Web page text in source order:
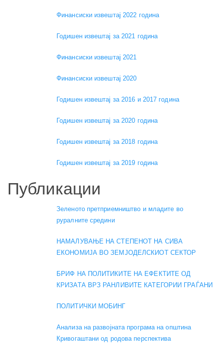
Финансиски извештај 2022 година
Годишен извештај за 2021 година
Финансиски извештај 2021
Финансиски извештај 2020
Годишен извештај за 2016 и 2017 година
Годишен извештај за 2020 година
Годишен извештај за 2018 година
Годишен извештај за 2019 година
Публикации
Зеленото претприемништво и младите во
руралните средини
НАМАЛУВАЊЕ НА СТЕПЕНОТ НА СИВА
ЕКОНОМИЈА ВО ЗЕМЈОДЕЛСКИОТ СЕКТОР
БРИФ НА ПОЛИТИКИТЕ НА ЕФЕКТИТЕ ОД
КРИЗАТА ВРЗ РАНЛИВИТЕ КАТЕГОРИИ ГРАЃАНИ
ПОЛИТИЧКИ МОБИНГ
Анализа на развојната програма на општина
Кривогаштани од родова перспектива